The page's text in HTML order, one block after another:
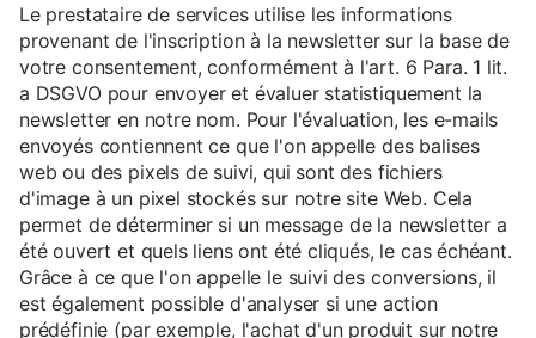
Le prestataire de services utilise les informations
provenant de l'inscription à la newsletter sur la base de
votre consentement, conformément à l'art. 6 Para. 1 lit.
a DSGVO pour envoyer et évaluer statistiquement la
newsletter en notre nom. Pour l'évaluation, les e-mails
envoyés contiennent ce que l'on appelle des balises
web ou des pixels de suivi, qui sont des fichiers
d'image à un pixel stockés sur notre site Web. Cela
permet de déterminer si un message de la newsletter a
été ouvert et quels liens ont été cliqués, le cas échéant.
Grâce à ce que l'on appelle le suivi des conversions, il
est également possible d'analyser si une action
prédéfinie (par exemple, l'achat d'un produit sur notre